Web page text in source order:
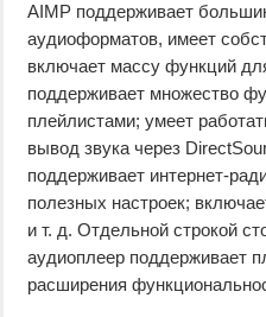
AIMP поддерживает
аудиоформатов, имеет
включает массу функций
поддерживает множество
плейлистами; умеет
вывод звука через
поддерживает интернет-
полезных настроек;
и т. д. Отдельной строкой
аудиоплеер поддерживает
расширения